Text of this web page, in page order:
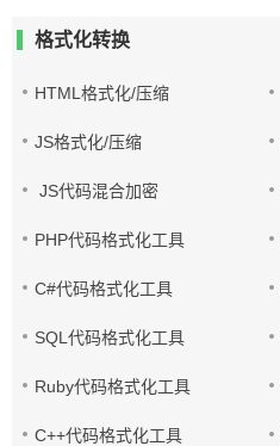
格式化转换
HTML格式化/压缩
JS格式化/压缩
JS代码混合加密
PHP代码格式化工具
C#代码格式化工具
SQL代码格式化工具
Ruby代码格式化工具
C++代码格式化工具